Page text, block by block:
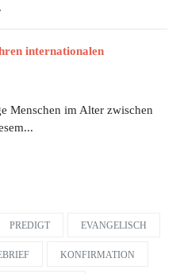
internationalen
Menschen im Alter zwischen
PREDIGT EVANGELISCH
KONFIRMATION